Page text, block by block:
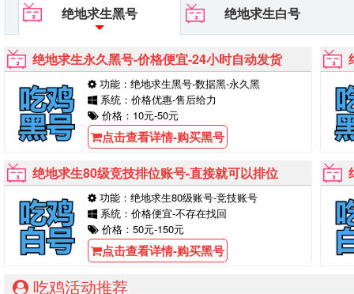
绝地求生黑号 绝地求生白号
绝地求生永久黑号-价格便宜-24小时自动发货
功能：绝地求生黑号-数据黑-永久黑
系统：价格优惠-售后给力
价格：10元-50元
点击查看详情-购买黑号
绝地求生80级竞技排位账号-直接就可以排位
功能：绝地求生80级账号-竞技账号
系统：价格便宜-不存在找回
价格：50元-150元
点击查看详情-购买黑号
吃鸡活动推荐